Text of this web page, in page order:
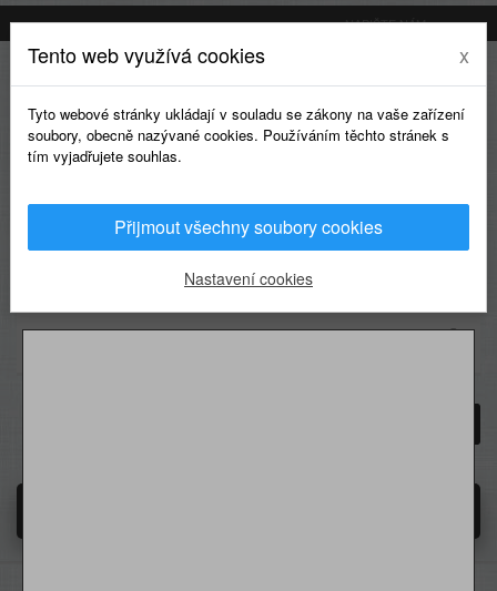
NAPIŠTE NÁM
0
Tento web využívá cookies x
Tyto webové stránky ukládají v souladu se zákony na vaše zařízení
soubory, obecně nazývané cookies. Používáním těchto stránek s
tím vyjadřujete souhlas.
Přijmout všechny soubory cookies
Nastavení cookies